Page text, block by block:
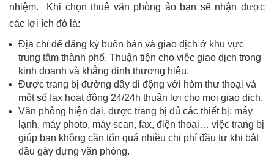
nhiệm. Khi chọn thuê văn phòng ảo bạn sẽ nhận được
các lợi ích đó là:
Địa chỉ để đăng ký buôn bán và giao dịch ở khu vực
trung tâm thành phố. Thuận tiện cho việc giao dịch trong
kinh doanh và khẳng định thương hiệu.
Được trang bị đường dây di động với hòm thư thoại và
một số fax hoạt động 24/24h thuận lợi cho mọi giao dịch.
Văn phòng hiện đại, được trang bị đủ các thiết bị: máy
lạnh, máy photo, máy scan, fax, điện thoại… việc trang bị
giúp bạn không cần tốn quá nhiều chi phí đầu tư khi bắt
đầu gây dựng văn phòng.